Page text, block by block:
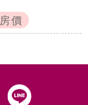
房價